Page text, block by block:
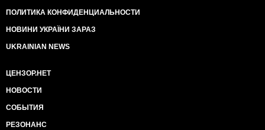
ПОЛИТИКА КОНФИДЕНЦИАЛЬНОСТИ
НОВИНИ УКРАЇНИ ЗАРАЗ
UKRAINIAN NEWS
ЦЕНЗОР.НЕТ
НОВОСТИ
СОБЫТИЯ
РЕЗОНАНС